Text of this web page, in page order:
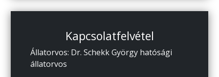
Kapcsolatfelvétel
Állatorvos: Dr. Schekk György hatósági
állatorvos